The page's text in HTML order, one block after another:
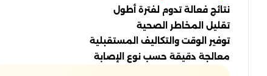
نتائج فعالة تدوم لفترة أطول
تقليل المخاطر الصحية
توفير الوقت والتكاليف المستقبلية
معالجة دقيقة حسب نوع الإصابة